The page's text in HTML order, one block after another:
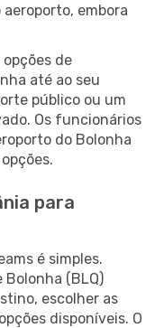
embora
de
até ao seu
público ou um
Os funcionários
do Bolonha
para
é simples.
(BLQ)
escolher as
disponíveis. O